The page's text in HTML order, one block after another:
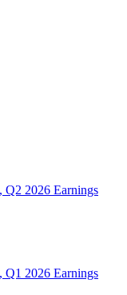
Q2 2026 Earnings
Q1 2026 Earnings